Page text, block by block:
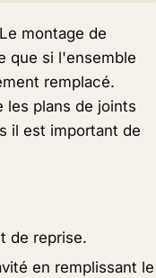
montage de
que si l'ensemble
remplacé.
les plans de joints
il est important de
de reprise.
en remplissant le